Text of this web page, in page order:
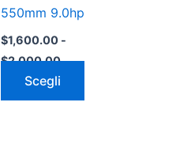
550mm 9.0hp
$1,600.00 -
$2,000.00
Scegli